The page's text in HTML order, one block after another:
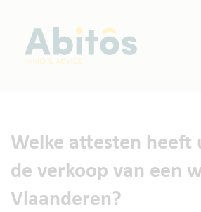
Welke attesten heeft
de verkoop van een
Vlaanderen?